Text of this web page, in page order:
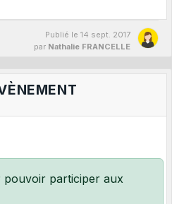
Publié le 14 sept. 2017
par Nathalie FRANCELLE
pouvoir participer aux